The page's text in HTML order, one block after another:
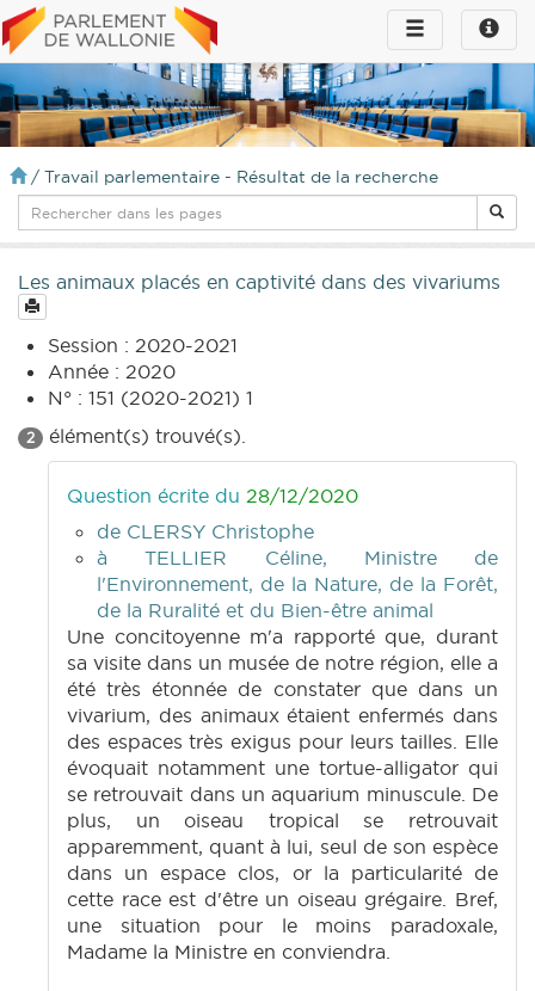
Toggle
infos
Toggle
navigation
/ Travail parlementaire - Résultat de la recherche
Les animaux placés en captivité dans des vivariums
Session : 2020-2021
Année : 2020
N° : 151 (2020-2021) 1
2 élément(s) trouvé(s).
Question écrite du 28/12/2020
de CLERSY Christophe
à TELLIER Céline, Ministre de
l'Environnement, de la Nature, de la Forêt,
de la Ruralité et du Bien-être animal
Une concitoyenne m'a rapporté que, durant
sa visite dans un musée de notre région, elle a
été très étonnée de constater que dans un
vivarium, des animaux étaient enfermés dans
des espaces très exigus pour leurs tailles. Elle
évoquait notamment une tortue-alligator qui
se retrouvait dans un aquarium minuscule. De
plus, un oiseau tropical se retrouvait
apparemment, quant à lui, seul de son espèce
dans un espace clos, or la particularité de
cette race est d'être un oiseau grégaire. Bref,
une situation pour le moins paradoxale,
Madame la Ministre en conviendra.